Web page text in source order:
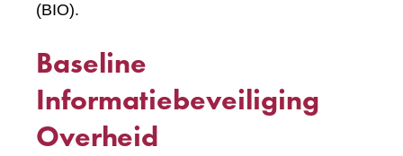
(BIO).
Baseline
Informatiebeveiliging
Overheid